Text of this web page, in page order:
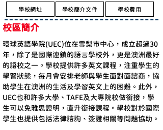
學校網址 學校簡介文件 學校費用
校區簡介
環球英語學院(UEC)位在雪梨市中心，成立超過30
年，除了是國際連鎖的語言學校外，更是澳洲最好
的語校之一。學校提供許多英文課程，注重學生的
學習狀態，每月會安排老師與學生面對面諮商，協
助學生在澳洲的生活及學習英文上的困難。此外，
UEC也和許多大學、TAFE及大專院校做銜接，學
生可以免雅思證明，直升銜接課程。學校對於國際
學生也提供包括法律諮詢、簽證相關等問題協助。